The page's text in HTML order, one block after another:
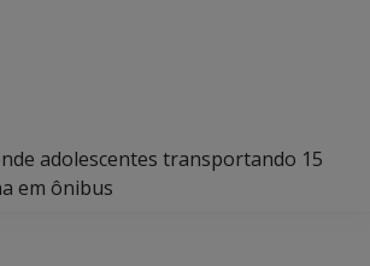
adolescentes transportando 15
em ônibus